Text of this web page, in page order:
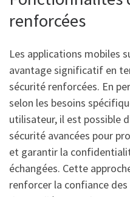
renforcées
Les applications mobiles
avantage significatif en
sécurité renforcées. En
selon les besoins
utilisateur, il est possible
sécurité avancées pour
et garantir la
échangées. Cette
renforcer la confiance